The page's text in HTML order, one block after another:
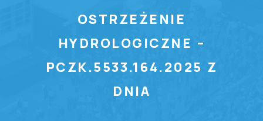
OSTRZEŻENIE
HYDROLOGICZNE –
PCZK.5533.164.2025 Z
DNIA